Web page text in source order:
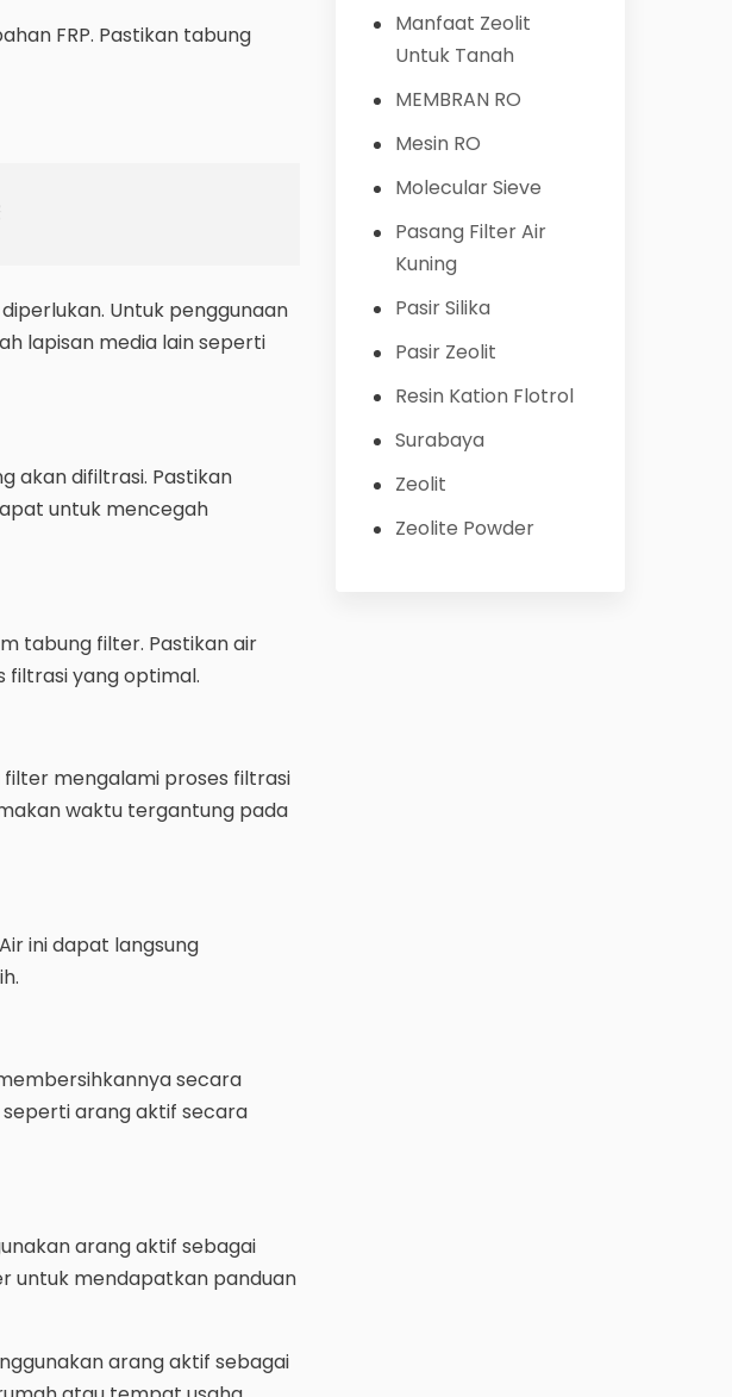
FRP. Pastikan tabung
Untuk penggunaan
lapisan media lain seperti
akan difiltrasi. Pastikan
untuk mencegah
tabung filter. Pastikan air
filtrasi yang optimal.
mengalami proses filtrasi
waktu tergantung pada
ini dapat langsung
secara
arang aktif secara
arang aktif sebagai
untuk mendapatkan panduan
arang aktif sebagai
Manfaat Zeolit
Untuk Tanah
MEMBRAN RO
Mesin RO
Molecular Sieve
Pasang Filter Air
Kuning
Pasir Silika
Pasir Zeolit
Resin Kation Flotrol
Surabaya
Zeolit
Zeolite Powder